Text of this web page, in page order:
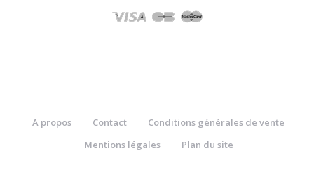
A propos Contact
Conditions générales de vente
Mentions légales
Plan du site